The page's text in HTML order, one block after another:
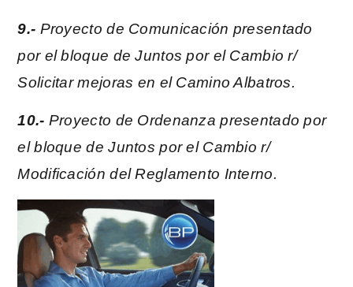
9.- Proyecto de Comunicación presentado
por el bloque de Juntos por el Cambio r/
Solicitar mejoras en el Camino Albatros.
10.- Proyecto de Ordenanza presentado por
el bloque de Juntos por el Cambio r/
Modificación del Reglamento Interno.